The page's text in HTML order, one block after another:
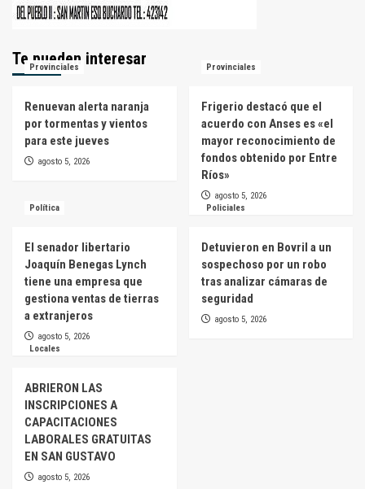
Te pueden interesar
Provinciales
Renuevan alerta naranja
por tormentas y vientos
para este jueves
agosto 5, 2026
Provinciales
Frigerio destacó que el
acuerdo con Anses es «el
mayor reconocimiento de
fondos obtenido por Entre
Ríos»
agosto 5, 2026
Política
El senador libertario
Joaquín Benegas Lynch
tiene una empresa que
gestiona ventas de tierras
a extranjeros
agosto 5, 2026
Policiales
Detuvieron en Bovril a un
sospechoso por un robo
tras analizar cámaras de
seguridad
agosto 5, 2026
Locales
ABRIERON LAS
INSCRIPCIONES A
CAPACITACIONES
LABORALES GRATUITAS
EN SAN GUSTAVO
agosto 5, 2026